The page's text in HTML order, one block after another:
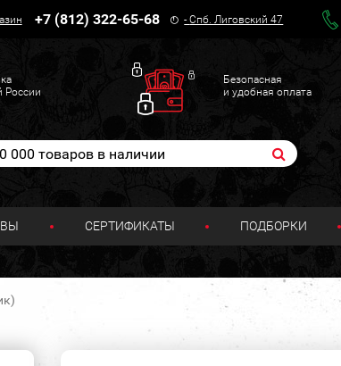
+7 (812) 322-65-68 -Спб. Лиговский 47
России
Безопасная
и удобная оплата
СЕРТИФИКАТЫ ПОДБОРКИ